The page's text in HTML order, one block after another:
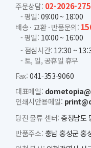
주문상담: 02-2026-
- 평일: 09:00 ~ 18:00
배송 · 교환 · 반품문의:
- 평일: 10:00 ~ 16:00
- 점심시간: 12:30 ~
- 토, 일, 공휴일 휴무
Fax: 041-353-9060
대표메일:
인쇄시안용메일:
당진 물류 센터: 충청남도
반품주소: 충남 홍성군 홍